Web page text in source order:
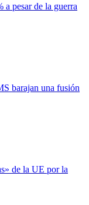
a pesar de la guerra
barajan una fusión
de la UE por la